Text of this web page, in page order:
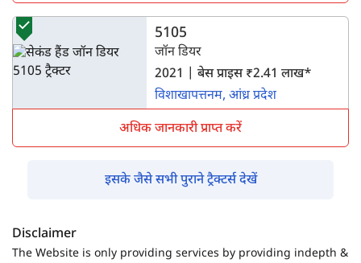
5105
जॉन डियर
2021 | बेस प्राइस ₹2.41 लाख*
विशाखापत्तनम, आंध्र प्रदेश
अधिक जानकारी प्राप्त करें
इसके जैसे सभी पुराने ट्रैक्टर्स देखें
Disclaimer
The Website is only providing services by providing indepth &